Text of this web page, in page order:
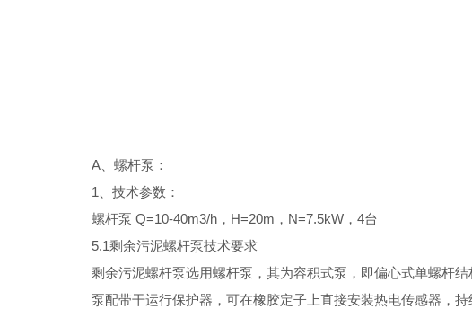
A、螺杆泵：
1、技术参数：
螺杆泵 Q=10-40m3/h，H=20m，N=7.5kW，4台
5.1剩余污泥螺杆泵技术要求
剩余污泥螺杆泵选用螺杆泵，其为容积式泵，即偏心式单螺杆结
泵配带干运行保护器，可在橡胶定子上直接安装热电传感器，